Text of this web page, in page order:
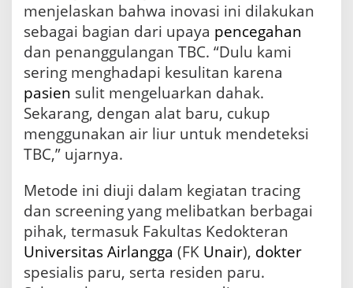
B
C
,
P
e
m
r
i
a
n
A
r
L
menjelaskan bahwa inovasi ini dilakukan
sebagai bagian dari upaya pencegahan
dan penanggulangan TBC. “Dulu kami
sering menghadapi kesulitan karena
pasien sulit mengeluarkan dahak.
Sekarang, dengan alat baru, cukup
menggunakan air liur untuk mendeteksi
TBC,” ujarnya.
Metode ini diuji dalam kegiatan tracing
dan screening yang melibatkan berbagai
pihak, termasuk Fakultas Kedokteran
Universitas Airlangga (FK Unair), dokter
spesialis paru, serta residen paru.